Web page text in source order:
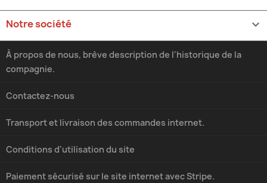
Notre société 
Transport et livraison des commandes internet.
Conditions d'utilisation du site
À propos de nous, brève description de l'historique de la
compagnie.
Paiement sécurisé sur le site internet avec Stripe.
Contactez-nous